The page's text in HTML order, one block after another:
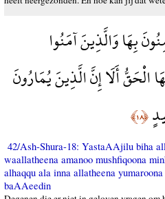
بِهَا وَالَّذِينَ آمَنُوا
الْحَقُّ أَلَا إِنَّ الَّذِينَ يُمَارُونَ
﴿١٨﴾
42/Ash-Shura-18: YastaAAjilu biha
waallatheena amanoo mushfiqoona
alhaqqu ala inna allatheena
baAAeedin